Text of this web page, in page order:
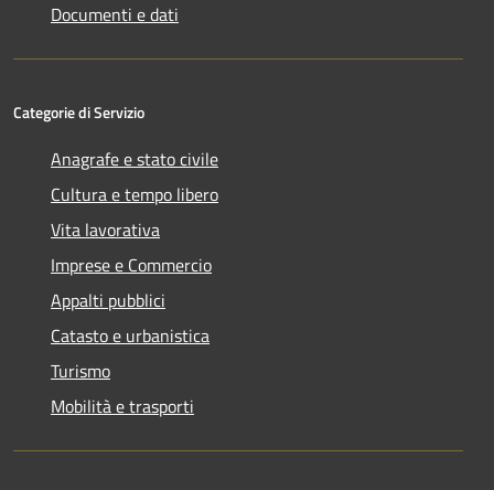
Documenti e dati
Categorie di Servizio
Anagrafe e stato civile
Cultura e tempo libero
Vita lavorativa
Imprese e Commercio
Appalti pubblici
Catasto e urbanistica
Turismo
Mobilità e trasporti